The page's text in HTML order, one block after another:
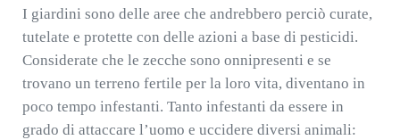
I giardini sono delle aree che andrebbero perciò curate,
tutelate e protette con delle azioni a base di pesticidi.
Considerate che le zecche sono onnipresenti e se
trovano un terreno fertile per la loro vita, diventano in
poco tempo infestanti. Tanto infestanti da essere in
grado di attaccare l’uomo e uccidere diversi animali: